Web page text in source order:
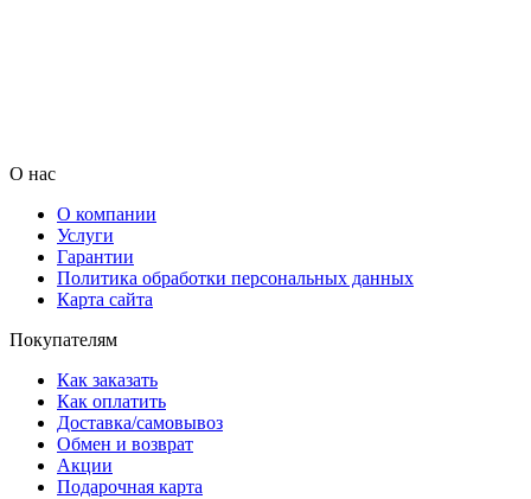
О нас
О компании
Услуги
Гарантии
Политика обработки персональных данных
Карта сайта
Покупателям
Как заказать
Как оплатить
Доставка/самовывоз
Обмен и возврат
Акции
Подарочная карта